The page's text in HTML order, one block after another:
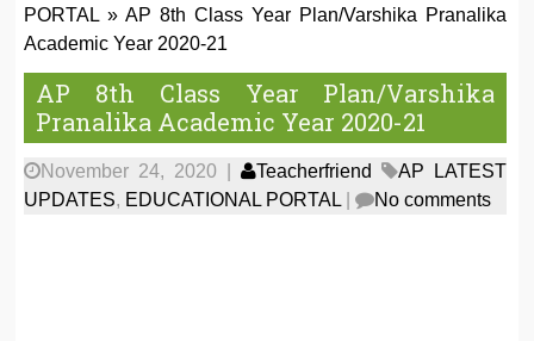
PORTAL »AP 8th Class Year Plan/Varshika Pranalika
Academic Year 2020-21
AP 8th Class Year Plan/Varshika
Pranalika Academic Year 2020-21
November 24, 2020 | Teacherfriend
AP LATEST
UPDATES, EDUCATIONAL PORTAL| No comments